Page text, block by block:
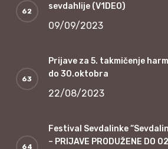
sevdahlije (V1DEO)
09/09/2023
Prijave za 5. takmičenje
do 30.oktobra
22/08/2023
Festival Sevdalinke
– PRIJAVE PRODUŽENE DO